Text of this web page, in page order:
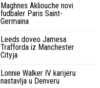
Maghnes Akliouche novi
fudbaler Paris Saint-
Germaina
Leeds doveo Jamesa
Trafforda iz Manchester
Cityja
Lonnie Walker IV karijeru
nastavlja u Denveru